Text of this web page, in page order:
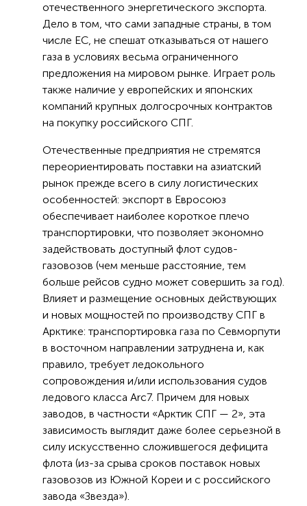
отечественного энергетического экспорта.
Дело в том, что сами западные страны, в том
числе ЕС, не спешат отказываться от нашего
газа в условиях весьма ограниченного
предложения на мировом рынке. Играет роль
также наличие у европейских и японских
компаний крупных долгосрочных контрактов
на покупку российского СПГ.
Отечественные предприятия не стремятся
переориентировать поставки на азиатский
рынок прежде всего в силу логистических
особенностей: экспорт в Евросоюз
обеспечивает наиболее короткое плечо
транспортировки, что позволяет экономно
задействовать доступный флот судов-
газовозов (чем меньше расстояние, тем
больше рейсов судно может совершить за год).
Влияет и размещение основных действующих
и новых мощностей по производству СПГ в
Арктике: транспортировка газа по Севморпути
в восточном направлении затруднена и, как
правило, требует ледокольного
сопровождения и/или использования судов
ледового класса Arc7. Причем для новых
заводов, в частности «Арктик СПГ — 2», эта
зависимость выглядит даже более серьезной в
силу искусственно сложившегося дефицита
флота (из-за срыва сроков поставок новых
газовозов из Южной Кореи и с российского
завода «Звезда»).